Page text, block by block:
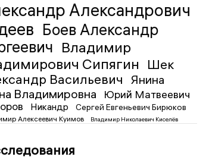
Александрович
Боев Александр
Владимир
Сипягин Шек
Васильевич
Янина
Владимировна
Юрий Матвеевич
Никандр Сергей Евгеньевич Бирюков
Алексеевич Куимов Владимир Николаевич Киселёв